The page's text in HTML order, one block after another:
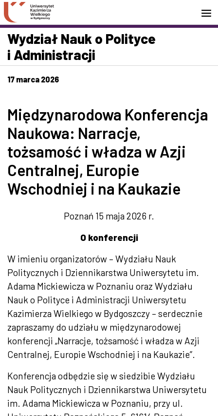
Przejdź do wyszukiwarki
Przejdź do treści
Przejdź do stopki - Kontakt
Wydział Nauk o Polityce
i Administracji
17 marca 2026
Międzynarodowa Konferencja
Naukowa: Narracje,
tożsamość i władza w Azji
Centralnej, Europie
Wschodniej i na Kaukazie
Poznań 15 maja 2026 r.
O konferencji
W imieniu organizatorów – Wydziału Nauk
Politycznych i Dziennikarstwa Uniwersytetu im.
Adama Mickiewicza w Poznaniu oraz Wydziału
Nauk o Polityce i Administracji Uniwersytetu
Kazimierza Wielkiego w Bydgoszczy – serdecznie
zapraszamy do udziału w międzynarodowej
konferencji „Narracje, tożsamość i władza w Azji
Centralnej, Europie Wschodniej i na Kaukazie”.
Konferencja odbędzie się w siedzibie Wydziału
Nauk Politycznych i Dziennikarstwa Uniwersytetu
im. Adama Mickiewicza w Poznaniu, przy ul.